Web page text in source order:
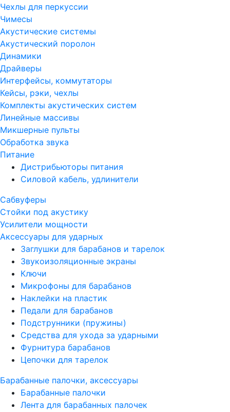
Чехлы для перкуссии
Чимесы
Акустические системы
Акустический поролон
Динамики
Драйверы
Интерфейсы, коммутаторы
Кейсы, рэки, чехлы
Комплекты акустических систем
Линейные массивы
Микшерные пульты
Обработка звука
Питание
Дистрибьюторы питания
Силовой кабель, удлинители
Сабвуферы
Стойки под акустику
Усилители мощности
Аксессуары для ударных
Заглушки для барабанов и тарелок
Звукоизоляционные экраны
Ключи
Микрофоны для барабанов
Наклейки на пластик
Педали для барабанов
Подструнники (пружины)
Средства для ухода за ударными
Фурнитура барабанов
Цепочки для тарелок
Барабанные палочки, аксессуары
Барабанные палочки
Лента для барабанных палочек